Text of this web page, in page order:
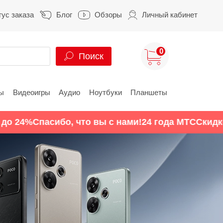
заказа Блог Обзоры Личный кабинет
Поиск
0
HUAWEI
HUAWEI Nova
HUAWEI Mate
HONOR
HONOR Magic
HONOR X
Видеоигры Аудио Ноутбуки Планшеты
что вы с нами!24 года МТССкидки до